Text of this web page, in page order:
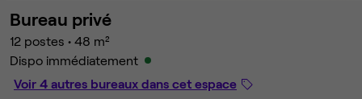
Bureau privé
12 postes • 48 m²
Dispo immédiatement
Voir 4 autres bureaux dans cet espace